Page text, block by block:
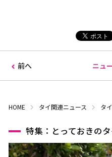
前へ ニュ
HOME タイ関連ニュース タ
特集：とっておきの